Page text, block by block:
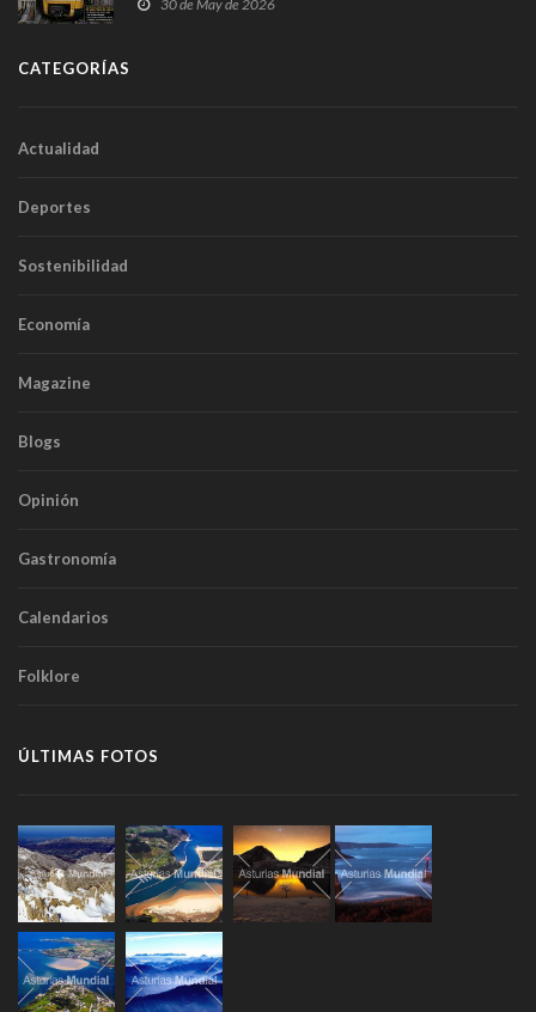
30 de May de 2026
CATEGORÍAS
Actualidad
Deportes
Sostenibilidad
Economía
Magazine
Blogs
Opinión
Gastronomía
Calendarios
Folklore
ÚLTIMAS FOTOS